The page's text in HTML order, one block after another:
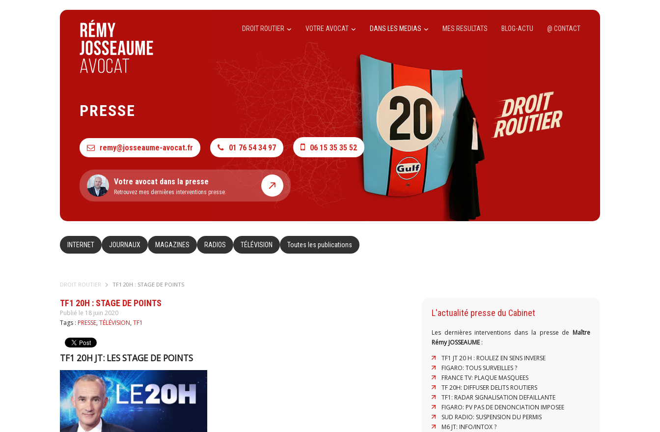
DROIT ROUTIER VOTRE AVOCAT DANS LES MEDIAS MES RESULTATS BLOG-ACTU @ CONTACT
PRESSE
remy@josseaume-avocat.fr 01 76 54 34 97 06 15 35 35 52
Votre avocat dans la presse
Retrouvez mes dernières interventions presse.
INTERNET JOURNAUX MAGAZINES RADIOS TÉLÉVISION Toutes les publications
DROIT ROUTIER TF1 20H : STAGE DE POINTS
TF1 20H : STAGE DE POINTS
Publié le 18 juin 2020
Tags : PRESSE, TÉLÉVISION, TF1
TF1 20H JT: LES STAGE DE POINTS
L'actualité presse du Cabinet
Les dernières interventions dans la presse de Maître
Rémy JOSSEAUME:
TF1 JT 20 H : ROULEZ EN SENS INVERSE
FIGARO: TOUS SURVEILLES ?
FRANCE TV: PLAQUE MASQUEES
TF 20H: DIFFUSER DELITS ROUTIERS
TF1: RADAR SIGNALISATION DEFAILLANTE
FIGARO: PV PAS DE DENONCIATION IMPOSEE
SUD RADIO: SUSPENSION DU PERMIS
M6 JT: INFO/INTOX ?